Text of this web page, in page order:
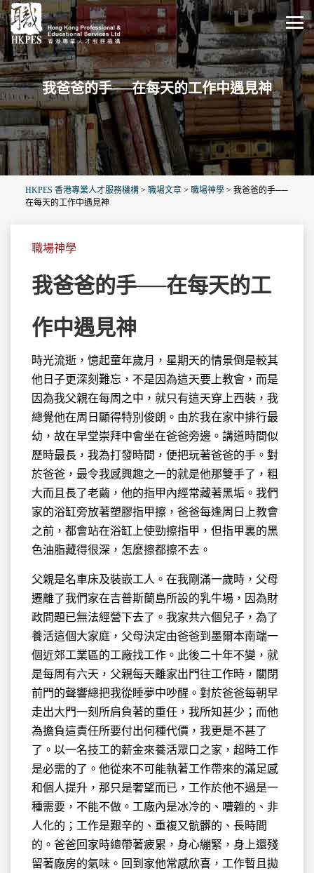
我爸爸的手──在每天的工作中遇見神
HKPES 香港專業人才服務機構 > 職場文章 > 職場神學 > 我爸爸的手──
在每天的工作中遇見神
職場神學
我爸爸的手──在每天的工
作中遇見神
時光流逝，憶起童年歲月，星期天的情景倒是較其
他日子更深刻難忘，不是因為這天要上教會，而是
因為我父親在每周之中，就只有這天穿上西裝，我
總覺他在周日顯得特別俊朗。由於我在家中排行最
幼，故在早堂崇拜中會坐在爸爸旁邊。講道時間似
歷時最長，我為打發時間，便把玩著爸爸的手。對
於爸爸，最令我感興趣之一的就是他那雙手了，粗
大而且長了老繭，他的指甲內經常藏著黑垢。我們
家的浴缸旁放著塑膠指甲擦，爸爸每逢周日上教會
之前，都會站在浴缸上使勁擦指甲，但指甲裏的黑
色油脂藏得很深，怎麼擦都擦不去。
父親是名車床及裝嵌工人。在我剛滿一歲時，父母
遷離了我們家在吉普斯蘭島所設的乳牛場，因為財
政問題已無法經營下去了。我家共六個兒子，為了
養活這個大家庭，父母決定由爸爸到墨爾本南端一
個近郊工業區的工廠找工作。此後二十年不變，就
是每周有六天，父親每天離家出門往工作時，關閉
前門的聲響總把我從睡夢中吵醒。對於爸爸每朝早
走出大門一刻所肩負著的重任，我所知甚少；而他
為擔負這責任所要付出何種代價，我更是不甚了
了。以一名技工的薪金來養活眾口之家，超時工作
是必需的了。他從來不可能執著工作帶來的滿足感
和個人提升，那只是奢望而已，工作於他不過是一
種需要，不能不做。工廠內是冰冷的、嘈雜的、非
人化的；工作是艱辛的、重複又骯髒的、長時間
的。爸爸回家時總帶著疲累，身心繃緊，身上還殘
留著廠房的氣味。回到家他常感欣喜，工作暫且拋